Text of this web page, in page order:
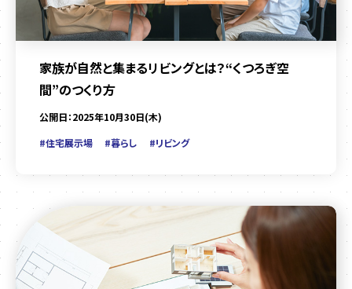
家族が自然と集まるリビングとは？“くつろぎ空
間”のつくり方
公開日：2025年10月30日(木)
#住宅展示場
#暮らし #リビング